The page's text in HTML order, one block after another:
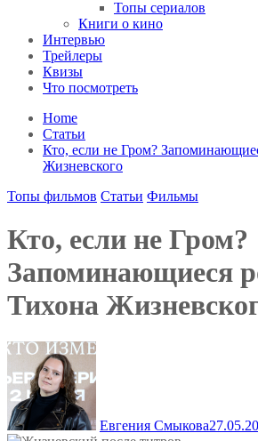
Топы сериалов
Книги о кино
Интервью
Трейлеры
Квизы
Что посмотреть
Home
Статьи
Кто, если не Гром?
Жизневского
Топы фильмов Статьи Фильмы
Кто, если не Гром?
Запоминающиеся
Тихона
Евгения Смыкова